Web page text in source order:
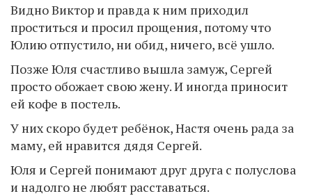
Видно Виктор и правда к ним приходил
проститься и просил прощения, потому что
Юлию отпустило, ни обид, ничего, всё ушло.
Позже Юля счастливо вышла замуж, Сергей
просто обожает свою жену. И иногда приносит
ей кофе в постель.
У них скоро будет ребёнок, Настя очень рада за
маму, ей нравится дядя Сергей.
Юля и Сергей понимают друг друга с полуслова
и надолго не любят расставаться.